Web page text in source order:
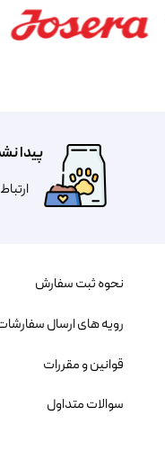
پیدا
نحوه ثبت سفارش
رویه های ارسال
قوانین و مقررات
سوالات متداول